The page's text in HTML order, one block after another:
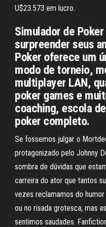
U$23.573 em lucro.
Simulador de
surpreender seus
Poker oferece um
modo de torneio,
multiplayer LAN,
poker games e
coaching, escola
poker completo.
Se fossemos julgar o
protagonizado pelo Johnny
sombra de dúvidas que
carreira do ator que tantos
vezes reclamamos do
ou no risada grotesca, mas
sentimos saudades.